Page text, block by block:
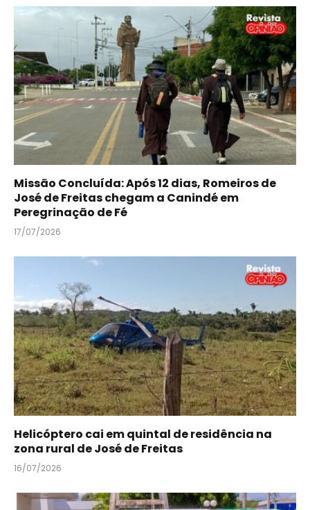
Missão Concluída: Após 12 dias, Romeiros de
José de Freitas chegam a Canindé em
Peregrinação de Fé
17/07/2026
Helicóptero cai em quintal de residência na
zona rural de José de Freitas
16/07/2026